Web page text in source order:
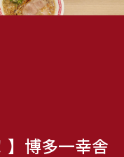
】博多一幸舎